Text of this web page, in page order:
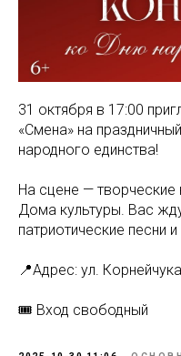
31 октября в 17:00
«Смена» на
народного единства!
На сцене —
Дома культуры. Вас
патриотические песни
📍Адрес: ул.
🎟 Вход свободный